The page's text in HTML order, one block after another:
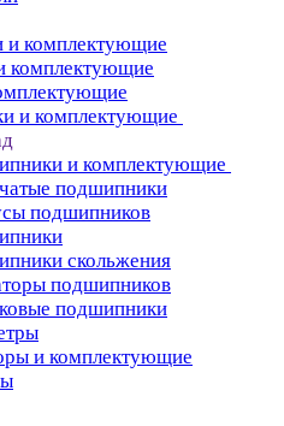
и комплектующие
комплектующие
и комплектующие
и комплектующие
подшипники
подшипников
скольжения
подшипников
подшипники
и комплектующие